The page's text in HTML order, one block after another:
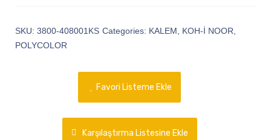
SKU: 3800-408001KS Categories: KALEM KOH-İ NOOR
POLYCOLOR
Favori Listeme Ekle
Karşılaştırma Listesine Ekle